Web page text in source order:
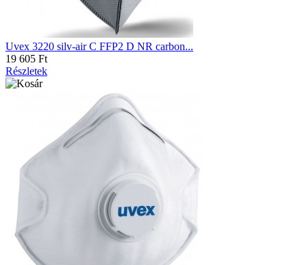
Uvex 3220 silv-air C FFP2 D NR carbon...
19 605 Ft
Részletek